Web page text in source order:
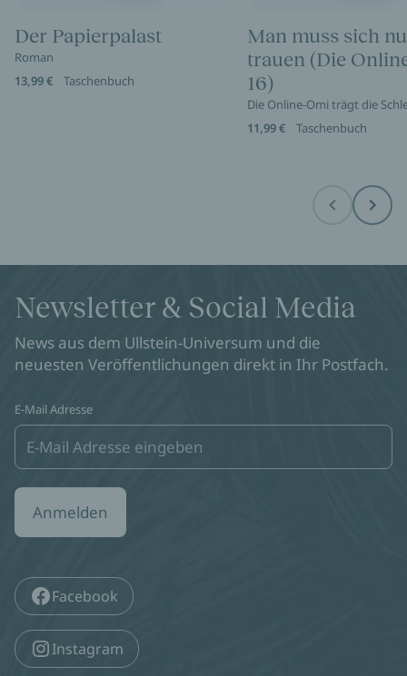
Der Papierpalast
Roman
13,99 €
Taschenbuch
Man muss sich
trauen (Die
16)
Die Online-Omi trägt die
11,99 €
Taschenbuch
Before Next
Newsletter & Social Media
News aus dem Ullstein-Universum und die
neuesten Veröffentlichungen direkt in Ihr Postfach.
E-Mail Adresse
Anmelden
Facebook
Instagram